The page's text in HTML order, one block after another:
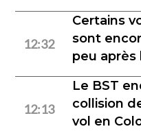
12:32
Certains
sont
peu après
12:13
Le BST
collision
vol en